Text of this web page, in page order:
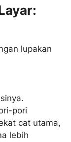
lupakan
pori
cat utama,
lebih